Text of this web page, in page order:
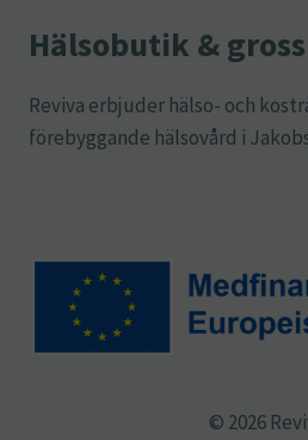
Hälsobutik &
Reviva erbjuder hälso- och
förebyggande hälsovård i
© 2026